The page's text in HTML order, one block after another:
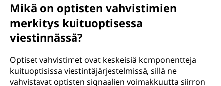
Mikä on optisten vahvistimien
merkitys kuituoptisessa
viestinnässä?
Optiset vahvistimet ovat keskeisiä komponentteja
kuituoptisissa viestintäjärjestelmissä, sillä ne
vahvistavat optisten signaalien voimakkuutta siirron